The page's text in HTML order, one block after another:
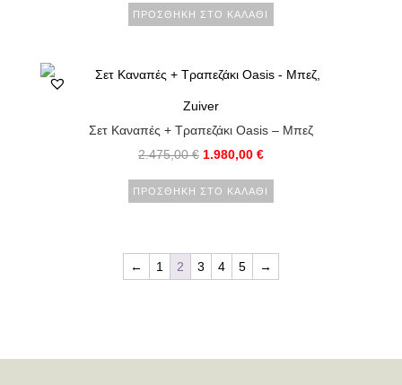
ΠΡΟΣΘΉΚΗ ΣΤΟ ΚΑΛΆΘΙ
Zuiver
Σετ Καναπές + Τραπεζάκι Oasis – Μπεζ
2.475,00€ 1.980,00 €
ΠΡΟΣΘΉΚΗ ΣΤΟ ΚΑΛΆΘΙ
← 1 2 3 4 5 →